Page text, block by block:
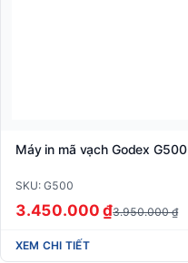
Máy in mã vạch Godex G500
SKU: G500
3.450.000 ₫3.950.000 ₫
XEM CHI TIẾT